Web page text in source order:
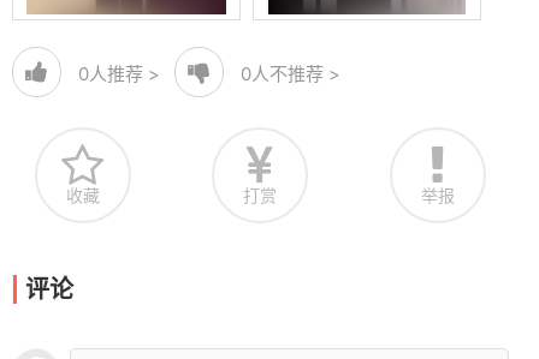
0人推荐 > 0人不推荐 >
收藏 打赏 举报
评论